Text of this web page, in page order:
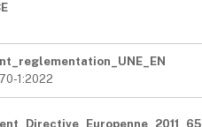
1:2022